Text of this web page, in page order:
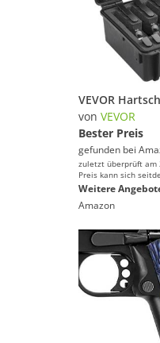
von VEVOR
Bester Preis
gefunden bei
zuletzt überprüft am
Preis kann sich
Weitere
Amazon